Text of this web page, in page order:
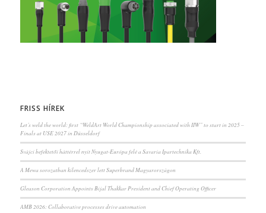
FRISS HÍREK
Let’s weld the world: first “WeldArt World Championship associated with IIW” to start in 2025 –
Finals at USE 2027 in Düsseldorf
Svájci befektetői háttérrel nyit Nyugat-Európa felé a Savaria Ipartechnika Kft.
A Mewa sorozatban kilencedszer lett Superbrand Magyarországon
Gleason Corporation Appoints Bijal Thakkar President and Chief Operating Officer
AMB 2026: Collaborative processes drive automation